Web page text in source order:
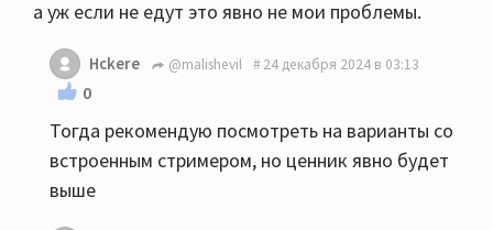
а уж если не едут это явно не мои проблемы.
Hckere @malishevil 24 декабря 2024 в 03:13
0
Тогда рекомендую посмотреть на варианты со
встроенным стримером, но ценник явно будет
выше